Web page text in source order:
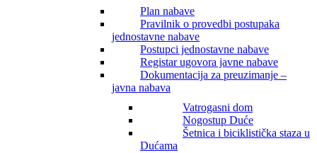
Plan nabave
Pravilnik o provedbi postupaka
jednostavne nabave
Postupci jednostavne nabave
Registar ugovora javne nabave
Dokumentacija za preuzimanje –
javna nabava
Vatrogasni dom
Nogostup Duće
Šetnica i biciklistička staza u
Dućama